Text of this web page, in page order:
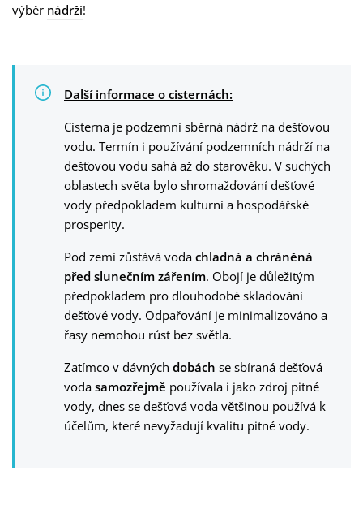
výběr nádrží!
Další informace o cisternách:
Cisterna je podzemní sběrná nádrž na dešťovou
vodu. Termín i používání podzemních nádrží na
dešťovou vodu sahá až do starověku. V suchých
oblastech světa bylo shromažďování dešťové
vody předpokladem kulturní a hospodářské
prosperity.
Pod zemí zůstává voda chladná a chráněná
před slunečním zářením. Obojí je důležitým
předpokladem pro dlouhodobé skladování
dešťové vody. Odpařování je minimalizováno a
řasy nemohou růst bez světla.
Zatímco v dávných dobách se sbíraná dešťová
voda samozřejmě používala i jako zdroj pitné
vody, dnes se dešťová voda většinou používá k
účelům, které nevyžadují kvalitu pitné vody.